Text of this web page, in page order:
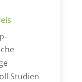
Studien